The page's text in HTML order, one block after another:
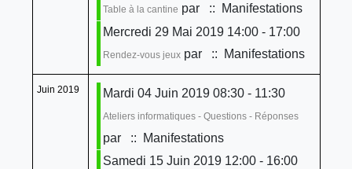
Table à la cantine par
:: Manifestations
Mercredi 29 Mai 2019 14:00 - 17:00
Rendez-vous jeuxpar :: Manifestations
Juin 2019 Mardi 04 Juin 2019 08:30 - 11:30
Ateliers informatiques - Questions - Réponses
par
:: Manifestations
Samedi 15 Juin 2019 12:00 - 16:00